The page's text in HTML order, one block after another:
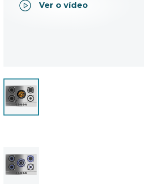
Ver o vídeo